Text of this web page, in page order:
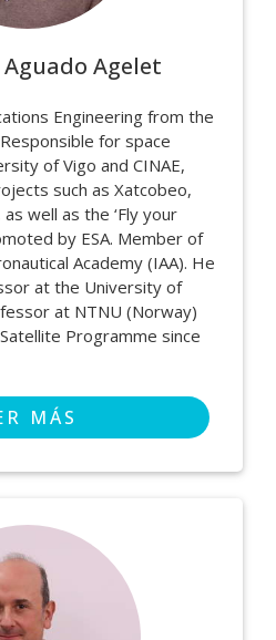
Agelet
Engineering from the
for space
of Vigo and CINAE,
such as Xatcobeo,
well as the ‘Fly your
by ESA. Member of
Academy (IAA). He
at the University of
at NTNU (Norway)
Programme since
MÁS